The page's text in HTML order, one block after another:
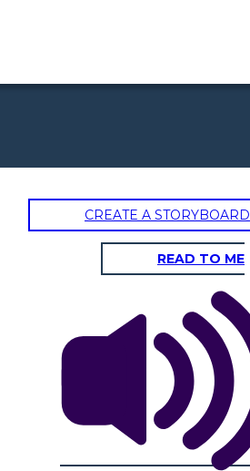
CREATE A STORYBOARD
READ TO ME